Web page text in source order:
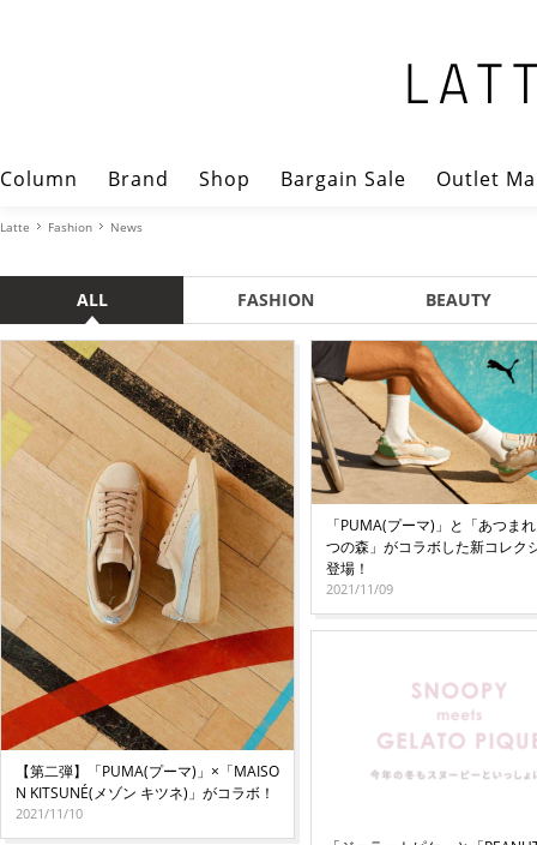
Column Brand Shop Bargain Sale Outlet
Latte Fashion News
ALL FASHION BEAUTY
【第二弾】「PUMA(プーマ)」×「MAISO
N KITSUNÉ(メゾン キツネ)」がコラボ！
2021/11/10
「PUMA(プーマ)」と「あつま
つの森」がコラボした新コレク
登場！
2021/11/09